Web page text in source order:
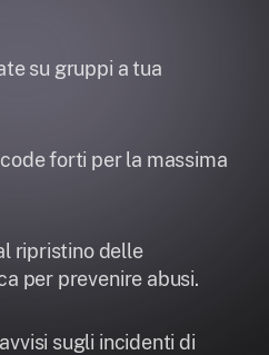
su gruppi a tua
forti per la massima
ripristino delle
per prevenire abusi.
sugli incidenti di